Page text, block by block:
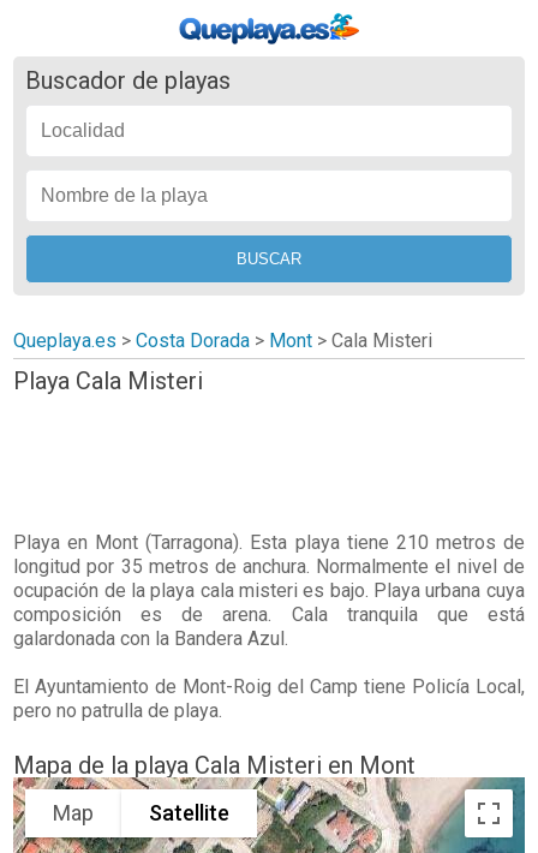
Buscador de playas
Queplaya.es >Costa Dorada > Mont >Cala Misteri
Playa Cala Misteri
Playa en Mont (Tarragona). Esta playa tiene 210 metros de
longitud por 35 metros de anchura. Normalmente el nivel de
ocupación de la playa cala misteri es bajo. Playa urbana cuya
composición es de arena. Cala tranquila que está
galardonada con la Bandera Azul.
El Ayuntamiento de Mont-Roig del Camp tiene Policía Local,
pero no patrulla de playa.
Mapa de la playa Cala Misteri en Mont
Map Satellite